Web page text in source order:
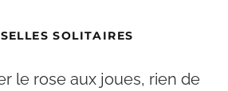
SOLITAIRES
le rose aux joues, rien de